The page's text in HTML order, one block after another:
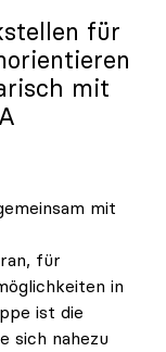
für
mit
mit
für
in
ist die
sich nahezu